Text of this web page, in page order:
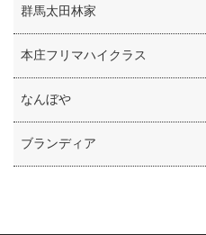
群馬太田林家
本庄フリマハイクラス
なんぼや
ブランディア